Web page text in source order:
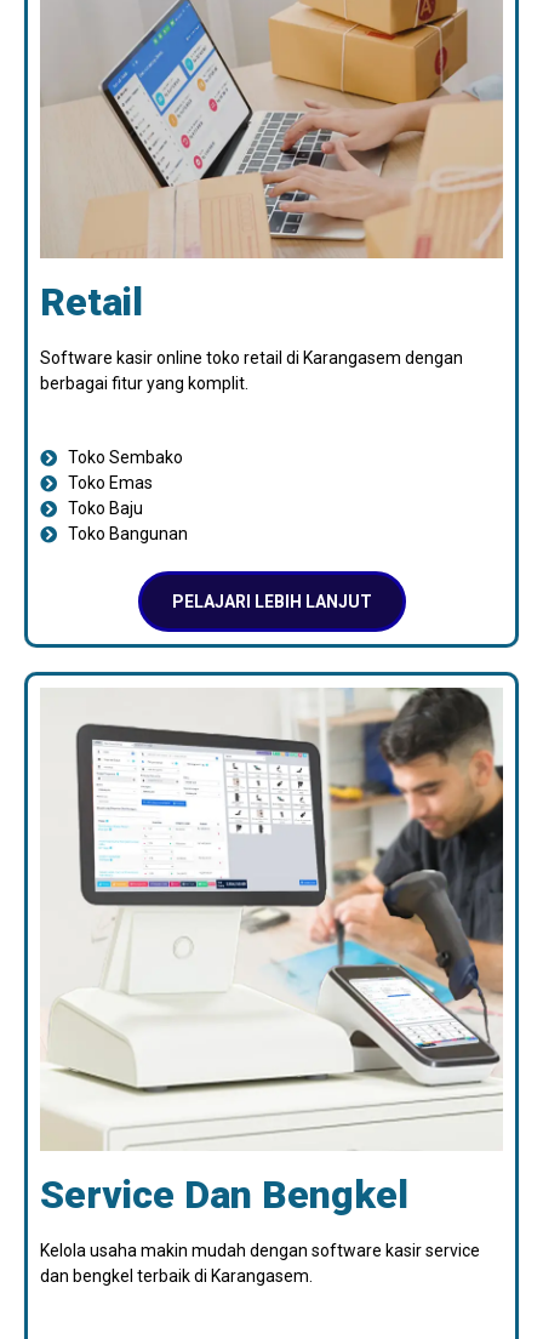
Retail
Software kasir online toko retail di Karangasem dengan
berbagai fitur yang komplit.
Toko Sembako
Toko Emas
Toko Baju
Toko Bangunan
PELAJARI LEBIH LANJUT
Service Dan Bengkel
Kelola usaha makin mudah dengan software kasir service
dan bengkel terbaik di Karangasem.